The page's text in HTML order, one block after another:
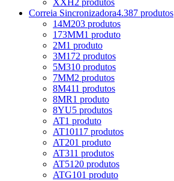
XXH2 produtos
Correia Sincronizadora4.387 produtos
14M203 produtos
173MM1 produto
2M1 produto
3M172 produtos
5M310 produtos
7MM2 produtos
8M411 produtos
8MR1 produto
8YU5 produtos
AT1 produto
AT10117 produtos
AT201 produto
AT311 produtos
AT5120 produtos
ATG101 produto